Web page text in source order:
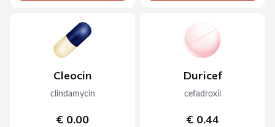
Cleocin
clindamycin
€ 0.00
Duricef
cefadroxil
€ 0.44